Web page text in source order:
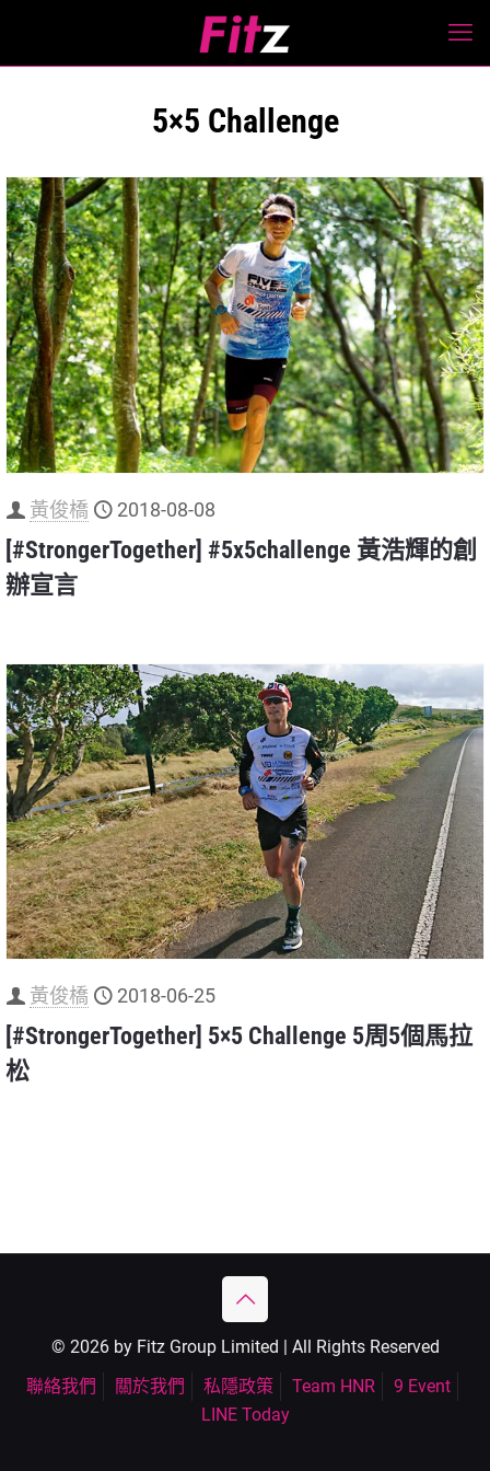
5×5 Challenge
黃俊橋 2018-08-08
[#StrongerTogether] #5x5challenge 黃浩輝的創
辦宣言
黃俊橋 2018-06-25
[#StrongerTogether] 5×5 Challenge 5周5個馬拉
松
© 2026 by Fitz Group Limited | All Rights Reserved
聯絡我們
關於我們 私隱政策 Team HNR
9 Event
LINE Today